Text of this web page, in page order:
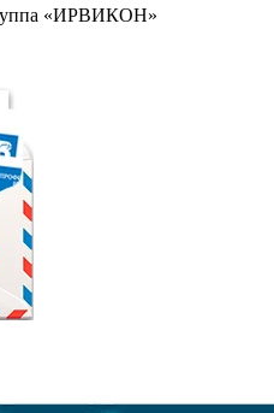
«ИРВИКОН»